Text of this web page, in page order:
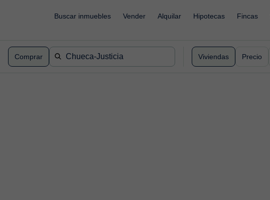
Buscar inmuebles Vender Alquilar Hipotecas Fincas
Comprar Viviendas Precio